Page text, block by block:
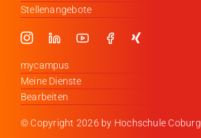
Stellenangebote
mycampus
Meine Dienste
Bearbeiten
© Copyright 2026 by Hochschule Coburg